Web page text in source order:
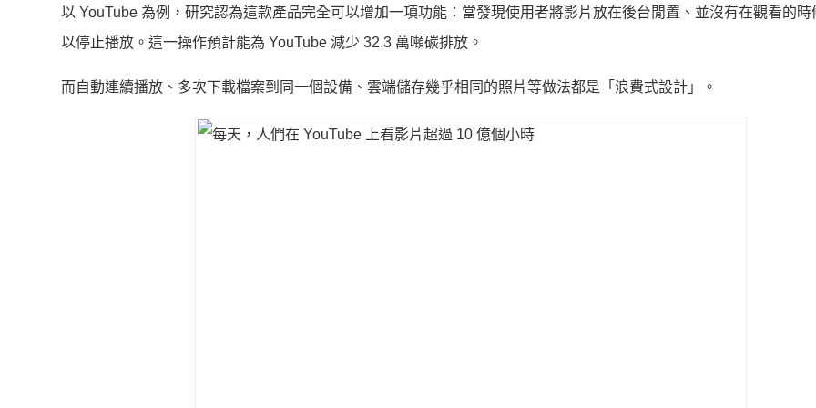
以 YouTube 為例，研究認為這款產品完全可以增加一項功能：當發現使用者將影片放在後台閒置、並沒有在觀看的時
以停止播放。這一操作預計能為 YouTube 減少 32.3 萬噸碳排放。
而自動連續播放、多次下載檔案到同一個設備、雲端儲存幾乎相同的照片等做法都是「浪費式設計」。